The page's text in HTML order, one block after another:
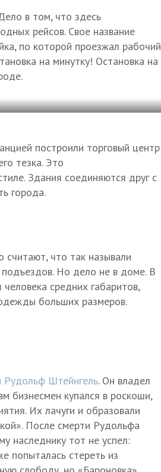
в том, что здесь
рейсов. Свое название
по которой проезжал рабочий
на минутку! Остановка на
построили торговый центр
тезка. Это
Здания соединяются друг с
города.
что так называли
Но дело не в доме. В
средних габаритов,
больших размеров.
Рудольф Штейнгель. Он владел
бизнесмен купался в роскоши,
Их лачуги и образовали
После смерти Рудольфа
наследнику тот не успел:
попыталась стереть из